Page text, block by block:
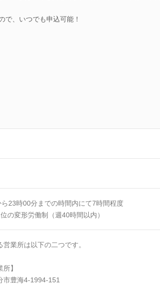
で、いつでも申込可能！
23時00分までの時間内にて7時間程度
の変形労働制（週40時間以内）
営業所は以下の二つです。
所】
市豊海4-1994-151